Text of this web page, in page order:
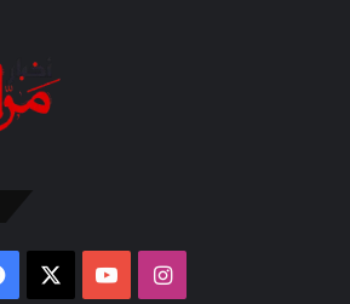
Facebook YouTubeInstagram